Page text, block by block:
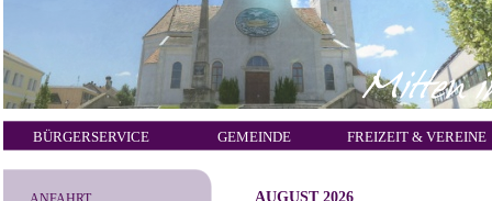
BÜRGERSERVICE GEMEINDE FREIZEIT & VEREINE
AUGUST 2026